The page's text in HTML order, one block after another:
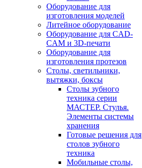
Оборудование для
изготовления моделей
Литейное оборудование
Оборудование для CAD-
CAM и 3D-печати
Оборудование для
изготовления протезов
Cтолы, светильники,
вытяжки, боксы
Столы зубного
техника серии
МАСТЕР. Стулья.
Элементы системы
хранения
Готовые решения для
столов зубного
техника
Мобильные столы,